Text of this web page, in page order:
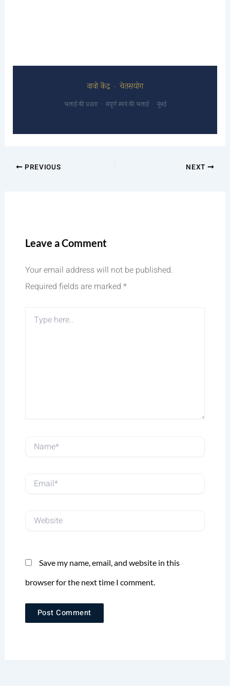
वावो केंद्र · चेतसयोग
भलाई की प्रज्ञता · संपूर्ण स्वयं की भलाई · मुंबई
PREVIOUS NEXT
Leave a Comment
Your email address will not be published.
Required fields are marked *
Type
Name*
Email*
Website
Save my name, email, and website in this
browser for the next time I comment.